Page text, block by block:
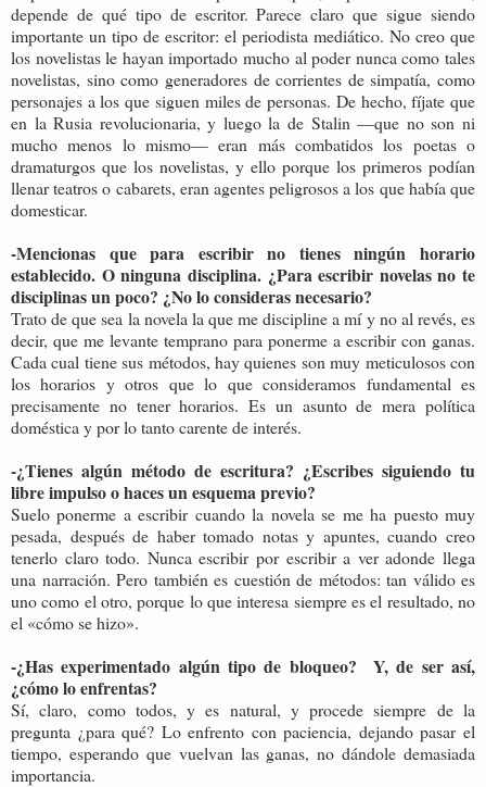
depende de qué tipo de escritor. Parece claro que sigue siendo
importante un tipo de escritor: el periodista mediático. No creo que
los novelistas le hayan importado mucho al poder nunca como tales
novelistas, sino como generadores de corrientes de simpatía, como
personajes a los que siguen miles de personas. De hecho, fíjate que
en la Rusia revolucionaria, y luego la de Stalin —que no son ni
mucho menos lo mismo— eran más combatidos los poetas o
dramaturgos que los novelistas, y ello porque los primeros podían
llenar teatros o cabarets, eran agentes peligrosos a los que había que
domesticar.
-Mencionas que para escribir no tienes ningún horario
establecido. O ninguna disciplina. ¿Para escribir novelas no te
disciplinas un poco? ¿No lo consideras necesario?
Trato de que sea la novela la que me discipline a mí y no al revés, es
decir, que me levante temprano para ponerme a escribir con ganas.
Cada cual tiene sus métodos, hay quienes son muy meticulosos con
los horarios y otros que lo que consideramos fundamental es
precisamente no tener horarios. Es un asunto de mera política
doméstica y por lo tanto carente de interés.
-¿Tienes algún método de escritura? ¿Escribes siguiendo tu
libre impulso o haces un esquema previo?
Suelo ponerme a escribir cuando la novela se me ha puesto muy
pesada, después de haber tomado notas y apuntes, cuando creo
tenerlo claro todo. Nunca escribir por escribir a ver adonde llega
una narración. Pero también es cuestión de métodos: tan válido es
uno como el otro, porque lo que interesa siempre es el resultado, no
el «cómo se hizo».
-¿Has experimentado algún tipo de bloqueo?
Y, de ser así,
¿cómo lo enfrentas?
Sí, claro, como todos, y es natural, y procede siempre de la
pregunta ¿para qué? Lo enfrento con paciencia, dejando pasar el
tiempo, esperando que vuelvan las ganas, no dándole demasiada
importancia.